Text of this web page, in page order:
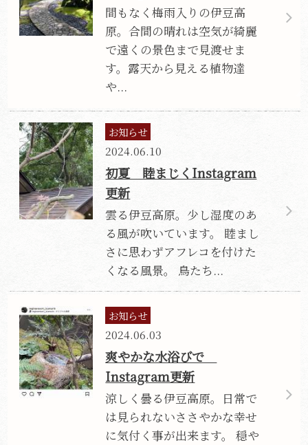
間もなく梅雨入りの伊豆高
原。合間の晴れは空気が綺麗
で遠くの景色まで見渡せま
す。露天から見える植物達
や...
お知らせ
2024.06.10
初夏 睦まじくInstagram
更新
雲る伊豆高原。少し湿度のあ
る風が吹いています。 睦まし
さに思わずアフレコを付けた
くなる風景。 鳥たち...
お知らせ
2024.06.03
爽やかな水浴びで
Instagram更新
涼しく曇る伊豆高原。日常で
は見られないささやかな幸せ
に気付く事が出来ます。 穏や